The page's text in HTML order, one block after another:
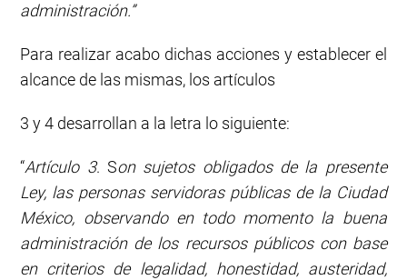
administración.”
Para realizar acabo dichas acciones y establecer el
alcance de las mismas, los artículos
3 y 4 desarrollan a la letra lo siguiente:
“Artículo 3. Son sujetos obligados de la presente
Ley, las personas servidoras públicas de la Ciudad
México, observando en todo momento la buena
administración de los recursos públicos con base
en criterios de legalidad, honestidad, austeridad,